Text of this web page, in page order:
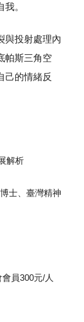
。
與投射處理內
帕斯三角空
己的情緒反
解析
士、臺灣精神
員300元/人